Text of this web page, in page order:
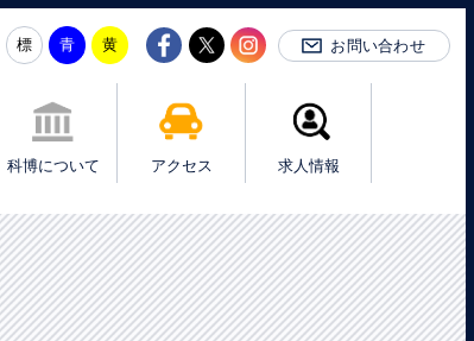
科博について アクセス 求人情報
お問い合わせ